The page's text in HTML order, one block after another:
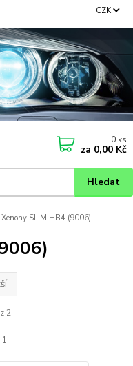
CZK
Hledat
0 ks
za 0,00 Kč
Xenony SLIM HB4 (9006)
2
1